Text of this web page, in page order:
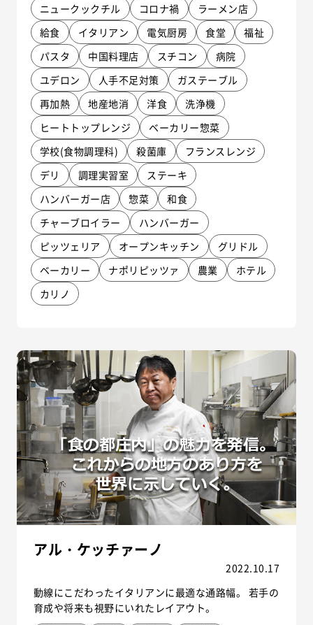
ニュークックチル
コロナ禍
ラーメン店
給食
イタリアン 電気厨房 食堂
福祉
パスタ
中国料理店 スチコン
病院
ユデロン
人手不足対策
ガステーブル
再加熱
地産地消 洋食
洗浄機
ヒートトップレンジ
ベーカリー惣菜
学校(食物調理科)
殺菌庫
フランスレンジ
デリ
調理実習室
ステーキ
ハンバーガー店
惣菜
和食
チャーブロイラー
ハンバーガー
ピッツェリア
オープンキッチン
グリドル
ベーカリー
ナポリピッツァ 農業
ホテル
カリノ
アル・ケッチァーノ
2022.10.17
動線にこだわったイタリアンに最適な通路幅。 若手の
育成や将来も視野にいれたレイアウト。